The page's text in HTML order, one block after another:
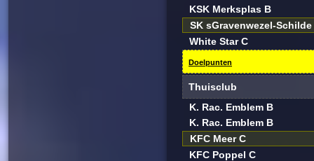
KSK Merksplas B
SK sGravenwezel-Schilde
White Star C
Doelpunten
Thuisclub
K. Rac. Emblem B
K. Rac. Emblem B
KFC Meer C
KFC Poppel C